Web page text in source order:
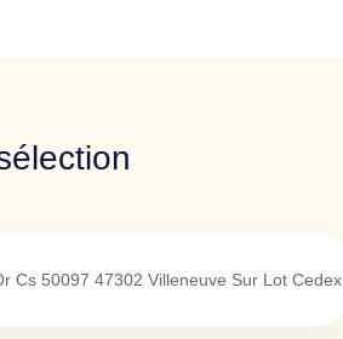
Cs 50097 47302 Villeneuve Sur Lot Cedex